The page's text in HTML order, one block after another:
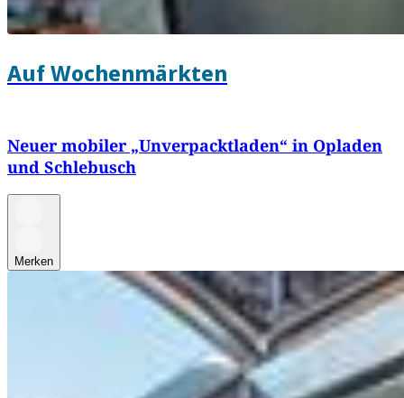
Auf Wochenmärkten
Neuer mobiler „Unverpacktladen“ in Opladen
und Schlebusch
Merken